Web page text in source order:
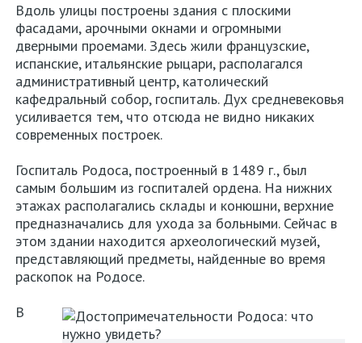
Вдоль улицы построены здания с плоскими
фасадами, арочными окнами и огромными
дверными проемами. Здесь жили французские,
испанские, итальянские рыцари, располагался
административный центр, католический
кафедральный собор, госпиталь. Дух средневековья
усиливается тем, что отсюда не видно никаких
современных построек.
Госпиталь Родоса, построенный в 1489 г., был
самым большим из госпиталей ордена. На нижних
этажах располагались склады и конюшни, верхние
предназначались для ухода за больными. Сейчас в
этом здании находится археологический музей,
представляющий предметы, найденные во время
раскопок на Родосе.
В